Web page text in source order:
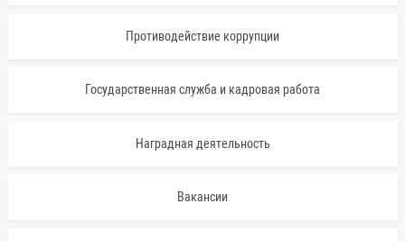
Противодействие коррупции
Государственная служба и кадровая работа
Наградная деятельность
Вакансии